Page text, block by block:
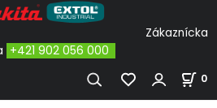
+421 902 056 000
0